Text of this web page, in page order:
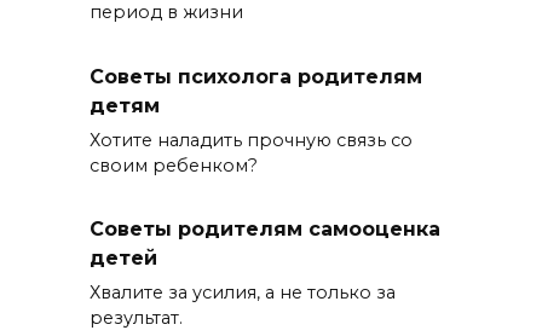
период в жизни
Советы психолога родителям
детям
Хотите наладить прочную связь со
своим ребенком?
Советы родителям самооценка
детей
Хвалите за усилия, а не только за
результат.